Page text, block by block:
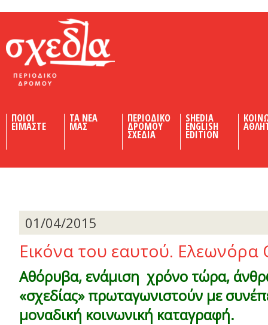
ΠΟΙΟΙ
ΕΙΜΑΣΤΕ
ΤΑ ΝΕΑ
ΜΑΣ
ΠΕΡΙΟΔΙΚΟ
ΔΡΟΜΟΥ
ΣΧΕΔΙΑ
SHEDIA
ENGLISH
EDITION
01/04/2015
Εικόνα του εαυτού.
Αθόρυβα, ενάµιση χρόνο τώρα,
«σχεδίας» πρωταγωνιστούν µε
µοναδική κοινωνική καταγραφή.